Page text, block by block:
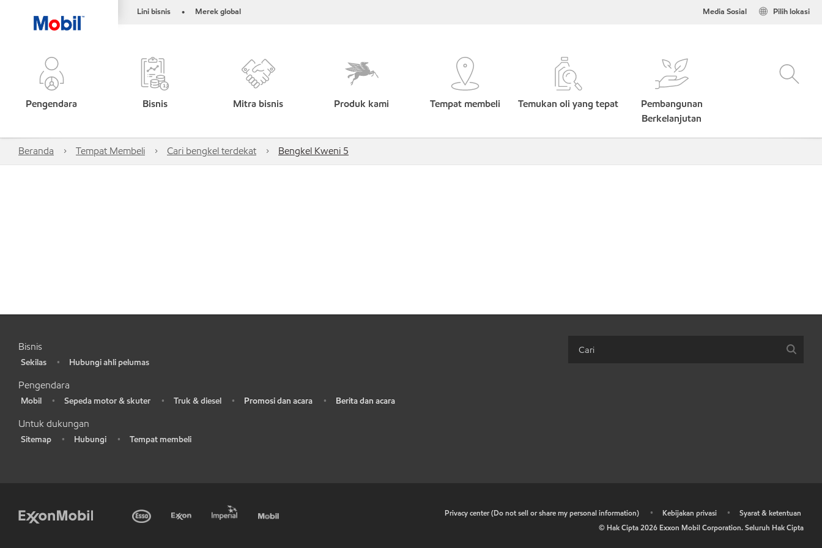
Lini bisnis • Merek global Pilih lokasi
Media Sosial
Pengendara Bisnis Mitra bisnis Produk kami Tempat membeli Temukan oli yang tepat
Pembangunan
Berkelanjutan
Beranda Tempat Membeli Cari bengkel terdekat Bengkel Kweni 5
Bisnis
Sekilas • Hubungi ahli pelumas
Pengendara
Mobil • Sepeda motor & skuter • Truk & diesel • Promosi dan acara • Berita dan acara
Untuk dukungan
Sitemap • Hubungi • Tempat membeli
Privacy center (Do not sell or share my personal information) • Kebijakan privasi •
Syarat & ketentuan
© Hak Cipta2026 Exxon Mobil Corporation. Seluruh Hak Cipta